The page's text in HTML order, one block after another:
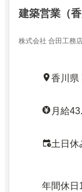
建築営業（
株式会社 合田工務
香川県
月給
土日休
年間休日